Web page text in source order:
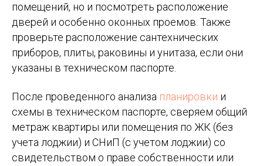
помещений, но и посмотреть расположение
дверей и особенно оконных проемов. Также
проверьте расположение сантехнических
приборов, плиты, раковины и унитаза, если они
указаны в техническом паспорте.
После проведенного анализа планировки и
схемы в техническом паспорте, сверяем общий
метраж квартиры или помещения по ЖК (без
учета лоджии) и СНиП (с учетом лоджии) со
свидетельством о праве собственности или